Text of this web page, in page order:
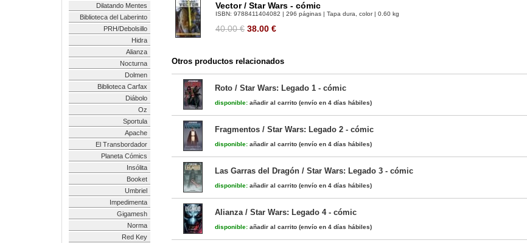
Dilatando Mentes
Biblioteca del Laberinto
PRH/Debolsillo
Hidra
Alianza
Nocturna
Dolmen
Biblioteca Carfax
Diábolo
Oz
Sportula
Apache
El Transbordador
Planeta Cómics
Insólita
Booket
Umbriel
Impedimenta
Gigamesh
Norma
Red Key
Vector / Star Wars - cómic
ISBN: 9788411404082 | 296 páginas | Tapa dura, color | 0.60 kg
40.00 € 38.00 €
Otros productos relacionados
Roto / Star Wars: Legado 1 - cómic
disponible: añadir al carrito (envío en 4 días hábiles)
Fragmentos / Star Wars: Legado 2 - cómic
disponible: añadir al carrito (envío en 4 días hábiles)
Las Garras del Dragón / Star Wars: Legado 3 - cómic
disponible: añadir al carrito (envío en 4 días hábiles)
Alianza / Star Wars: Legado 4 - cómic
disponible: añadir al carrito (envío en 4 días hábiles)